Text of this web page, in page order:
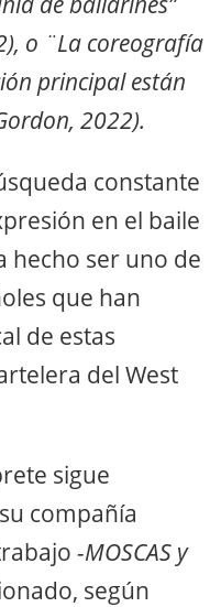
o ¨La coreografía
principal están
2022).
constante
en el baile
hecho ser uno de
que han
de estas
del West
sigue
compañía
-MOSCAS y
según